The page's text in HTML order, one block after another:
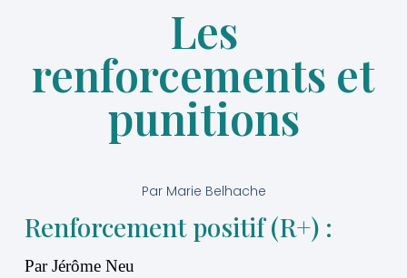
Les
renforcements et
punitions
ParMarie Belhache
Renforcement positif (R+) :
Par Jérôme Neu